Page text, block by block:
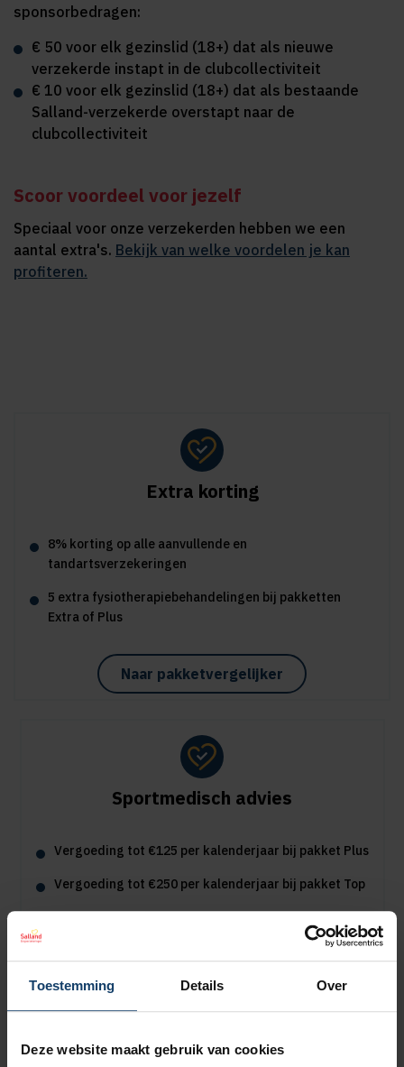
Toestemming Details Over
Deze website maakt gebruik van cookies
sponsorbedragen:
€ 50 voor elk gezinslid (18+) dat als nieuwe
verzekerde instapt in de clubcollectiviteit
€ 10 voor elk gezinslid (18+) dat als bestaande
Salland-verzekerde overstapt naar de
clubcollectiviteit
Scoor voordeel voor jezelf
Speciaal voor onze verzekerden hebben we een
aantal extra's. Bekijk van welke voordelen je kan
profiteren.
Extra korting
8% korting op alle aanvullende en
tandartsverzekeringen
5 extra fysiotherapiebehandelingen bij pakketten
Extra of Plus
Naar pakketvergelijker
Sportmedisch advies
Vergoeding tot €125 per kalenderjaar bij pakket Plus
Vergoeding tot €250 per kalenderjaar bij pakket Top